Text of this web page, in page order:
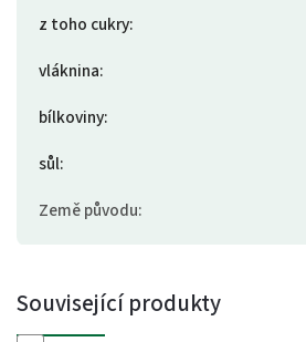
z toho cukry:
vláknina:
bílkoviny:
sůl:
Země původu:
Související produkty